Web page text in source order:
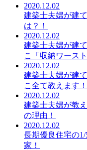
2020.12.02
建築士夫婦が建
は？！
2020.12.02
建築士夫婦が建
こ「収納ワースト
2020.12.02
建築士夫婦が建
こ全て教えます
2020.12.02
建築士夫婦が教
の理由！
2020.12.02
長期優良住宅の
家！